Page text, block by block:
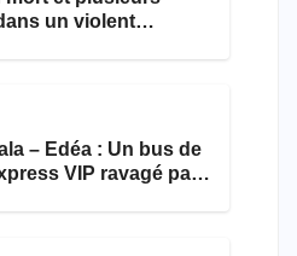
un violent
– Edéa : Un bus de
VIP ravagé par